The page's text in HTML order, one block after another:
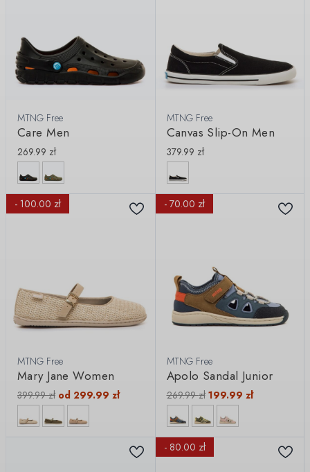
MTNG Free
Care Men
269.99 zł
MTNG Free
Canvas Slip-On Men
379.99 zł
- 100.00 zł
MTNG Free
Mary Jane Women
399.99zł od 299.99 zł
- 70.00 zł
MTNG Free
Apolo Sandal Junior
269.99zł 199.99 zł
- 80.00 zł